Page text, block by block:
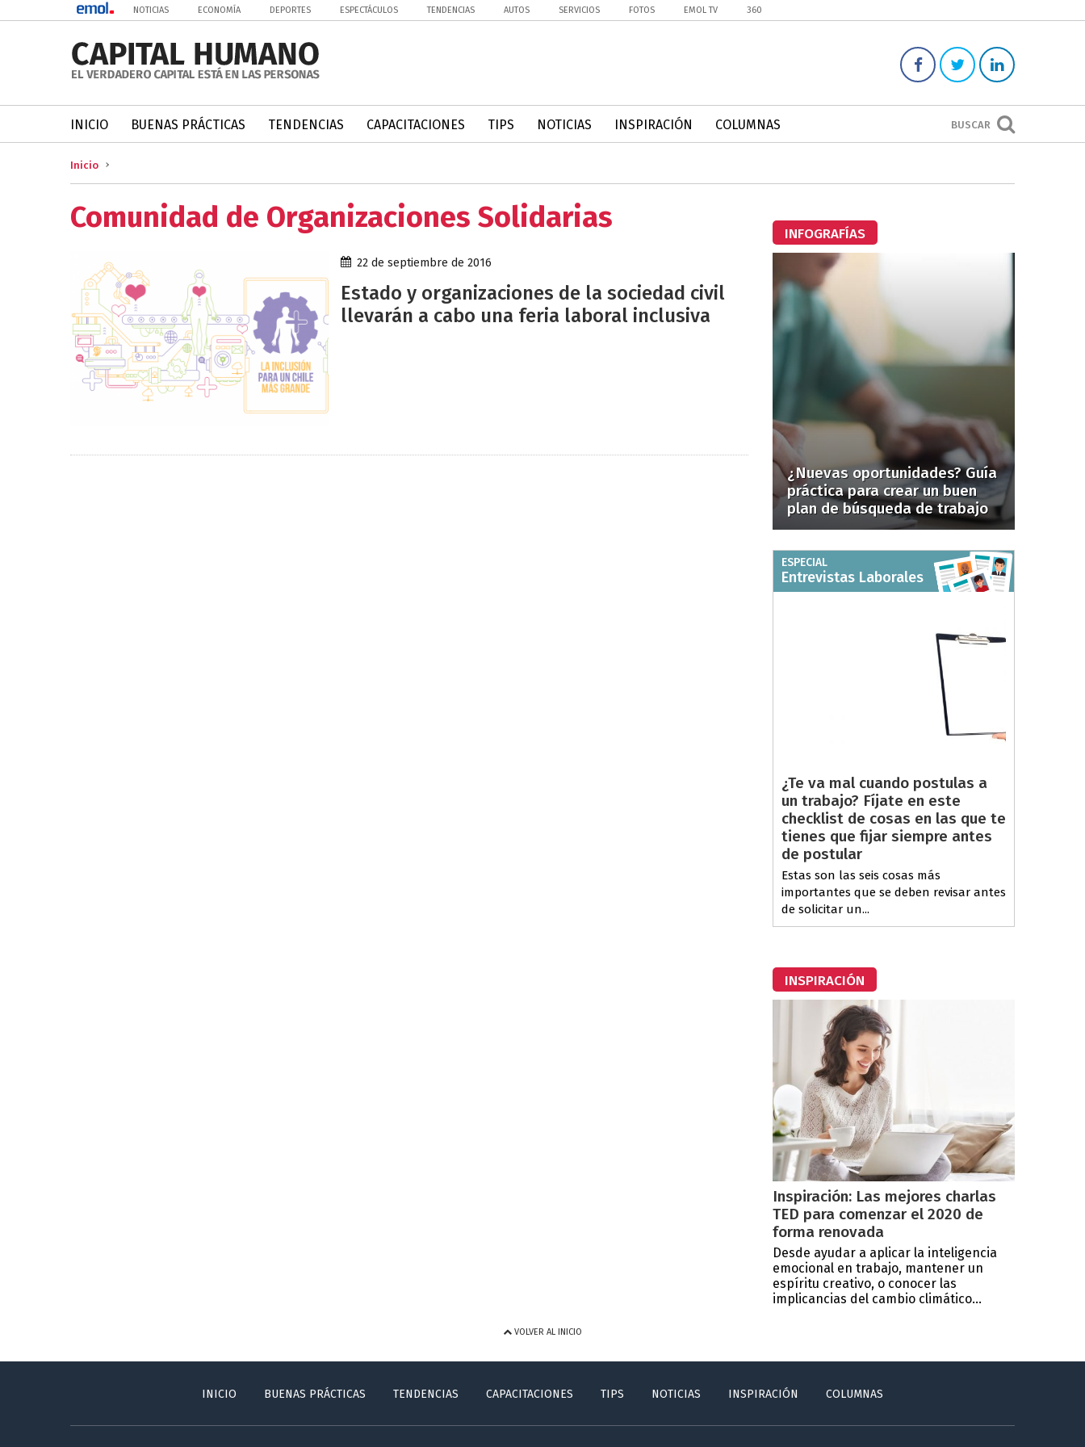
NOTICIAS ECONOMÍA DEPORTES ESPECTÁCULOS TENDENCIAS AUTOS SERVICIOS FOTOS EMOL TV 360
BUSCAR
INICIO BUENAS PRÁCTICAS TENDENCIAS CAPACITACIONES TIPS NOTICIAS INSPIRACIÓN COLUMNAS
Inicio
Comunidad de Organizaciones Solidarias
22 de septiembre de 2016
Estado y organizaciones de la sociedad civil
llevarán a cabo una feria laboral inclusiva
INFOGRAFÍAS
¿Nuevas oportunidades? Guía
práctica para crear un buen
plan de búsqueda de trabajo
ESPECIAL
Entrevistas Laborales
¿Te va mal cuando postulas a
un trabajo? Fíjate en este
checklist de cosas en las que te
tienes que fijar siempre antes
de postular
Estas son las seis cosas más
importantes que se deben revisar antes
de solicitar un...
INSPIRACIÓN
Inspiración: Las mejores charlas
TED para comenzar el 2020 de
forma renovada
Desde ayudar a aplicar la inteligencia
emocional en trabajo, mantener un
espíritu creativo, o conocer las
implicancias del cambio climático...
VOLVER AL INICIO
INICIO BUENAS PRÁCTICAS TENDENCIAS CAPACITACIONES TIPS NOTICIAS INSPIRACIÓN COLUMNAS